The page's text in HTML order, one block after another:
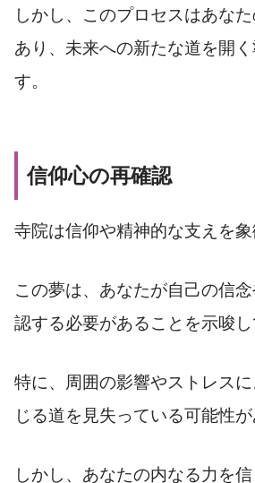
しかし、このプロセスはあな
あり、未来への新たな道を開
す。
信仰心の再確認
寺院は信仰や精神的な支えを象
この夢は、あなたが自己の信
認する必要があることを示唆し
特に、周囲の影響やストレス
じる道を見失っている可能性が
しかし、あなたの内なる力を